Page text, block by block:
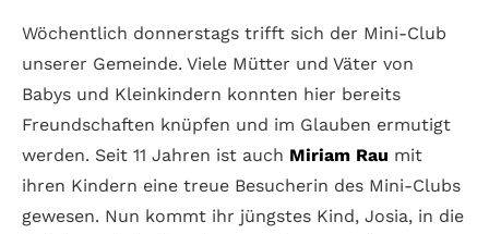
Wöchentlich donnerstags trifft sich der Mini-Club
unserer Gemeinde. Viele Mütter und Väter von
Babys und Kleinkindern konnten hier bereits
Freundschaften knüpfen und im Glauben ermutigt
werden. Seit 11 Jahren ist auch Miriam Rau mit
ihren Kindern eine treue Besucherin des Mini-Clubs
gewesen. Nun kommt ihr jüngstes Kind, Josia, in die